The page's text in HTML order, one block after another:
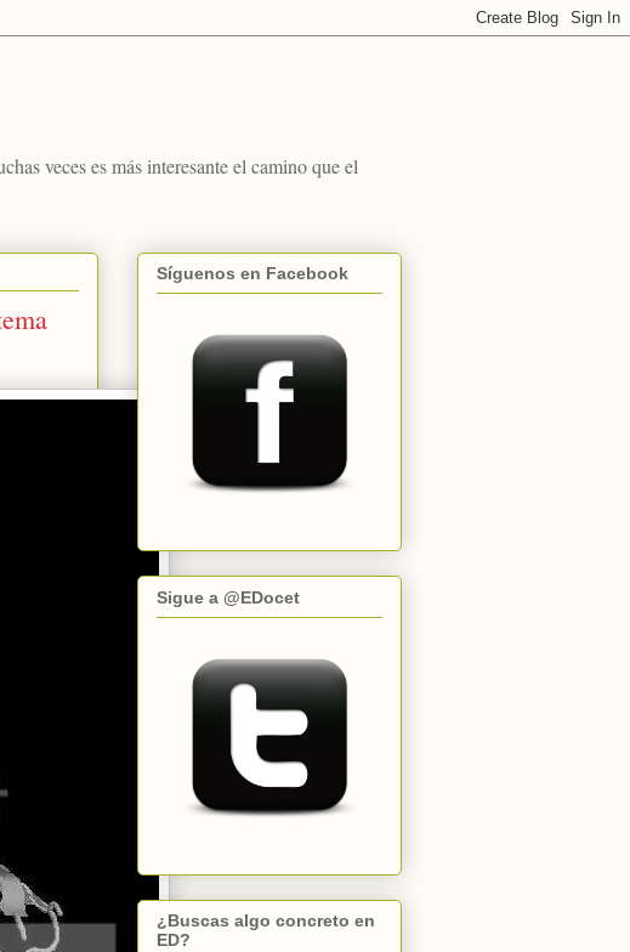
veces es más interesante el camino que el
Síguenos en Facebook
Sigue a @EDocet
¿Buscas algo concreto en
ED?